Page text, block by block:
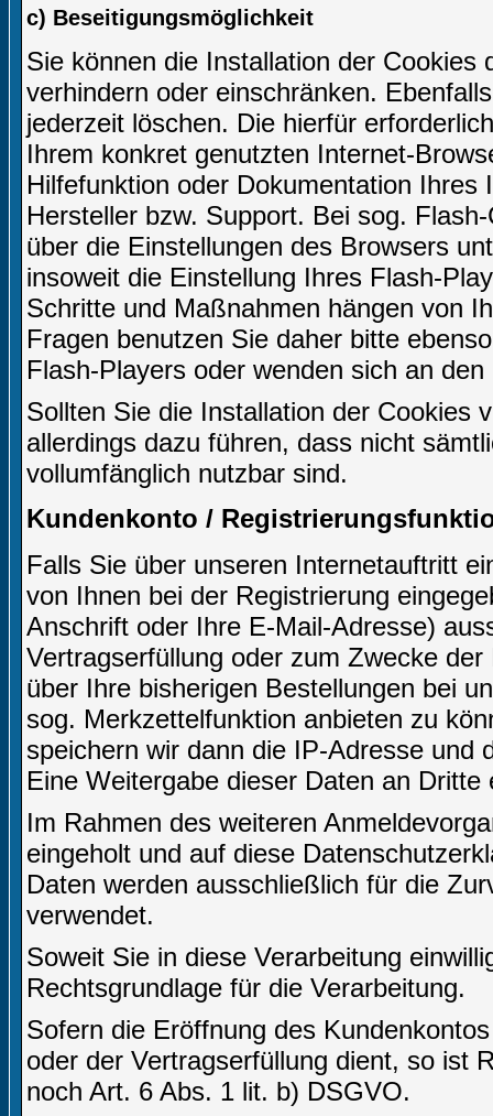
c) Beseitigungsmöglichkeit
Sie können die Installation der
verhindern oder einschränken.
jederzeit löschen. Die hierfür
Ihrem konkret genutzten Internet-
Hilfefunktion oder Dokumentation
Hersteller bzw. Support. Bei sog.
über die Einstellungen des Browsers
insoweit die Einstellung Ihres Flash-
Schritte und Maßnahmen hängen von
Fragen benutzen Sie daher bitte
Flash-Players oder wenden sich an
Sollten Sie die Installation der Cookies
allerdings dazu führen, dass nicht
vollumfänglich nutzbar sind.
Kundenkonto /
Falls Sie über unseren Internetauftritt
von Ihnen bei der Registrierung
Anschrift oder Ihre E-Mail-Adresse)
Vertragserfüllung oder zum Zwecke
über Ihre bisherigen Bestellungen bei
sog. Merkzettelfunktion anbieten zu
speichern wir dann die IP-Adresse und
Eine Weitergabe dieser Daten an
Im Rahmen des weiteren
eingeholt und auf diese
Daten werden ausschließlich für die
verwendet.
Soweit Sie in diese Verarbeitung
Rechtsgrundlage für die Verarbeitung.
Sofern die Eröffnung des
oder der Vertragserfüllung dient, so ist
noch Art. 6 Abs. 1 lit. b) DSGVO.